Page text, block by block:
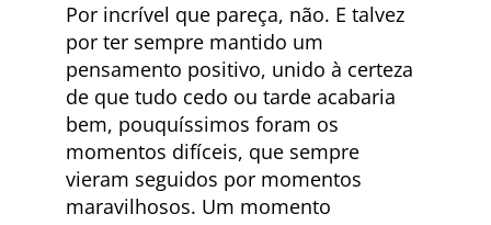
Por incrível que pareça, não. E talvez
por ter sempre mantido um
pensamento positivo, unido à certeza
de que tudo cedo ou tarde acabaria
bem, pouquíssimos foram os
momentos difíceis, que sempre
vieram seguidos por momentos
maravilhosos. Um momento